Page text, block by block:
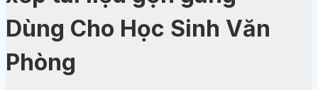
Dùng Cho Học Sinh Văn
Phòng